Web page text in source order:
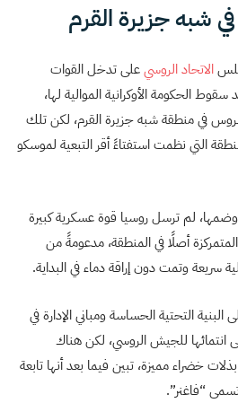
شبه جزيرة القرم
الاتحاد الروسيعلى تدخل القوات
سقوط الحكومة الأوكرانية الموالية لها،
في منطقة شبه جزيرة القرم، لكن تلك
التي نظمت استفتاءً أقر التبعية لموسكو
لم ترسل روسيا قوة عسكرية كبيرة
أصلًا في المنطقة، مدعومةً من
سريعة وتمت دون إراقة دماء في البداية.
التحتية الحساسة ومباني الإدارة في
انتمائها للجيش الروسي، لكن هناك
خضراء مميزة، تبين فيما بعد أنها تابعة
“فاغنر”.